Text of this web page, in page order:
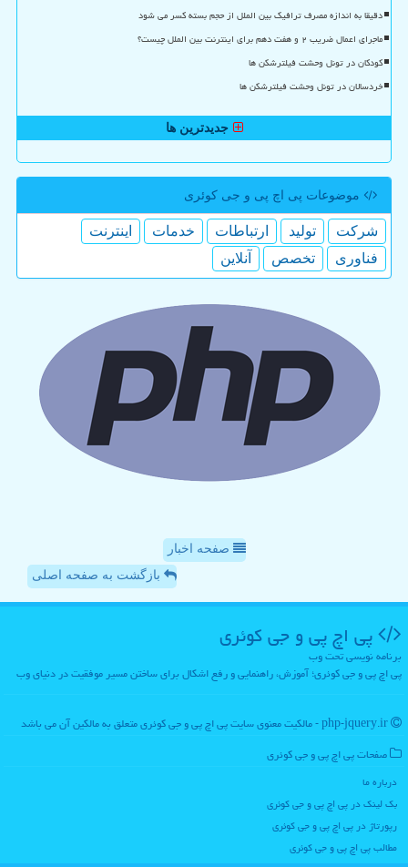
دقیقا به اندازه مصرف ترافیک بین الملل از حجم بسته کسر می شود
ماجرای اعمال ضریب ۲ و هفت دهم برای اینترنت بین الملل چیست؟
کودکان در تونل وحشت فیلترشکن ها
خردسالان در تونل وحشت فیلترشکن ها
جدیدترین ها
موضوعات پی اچ پی و جی كوئری
شركت تولید ارتباطات خدمات
اینترنت
فناوری
تخصص آنلاین
صفحه اخبار
بازگشت به صفحه اصلی
پی اچ پی و جی كوئری
برنامه نویسی تحت وب
پی اچ پی و جی کوئری؛ آموزش، راهنمایی و رفع اشکال برای ساختن مسیر موفقیت در دنیای وب
صفحات پی اچ پی و جی كوئری
درباره ما
بک لینک در پی اچ پی و جی كوئری
رپورتاژ در پی اچ پی و جی كوئری
مطالب پی اچ پی و جی كوئری